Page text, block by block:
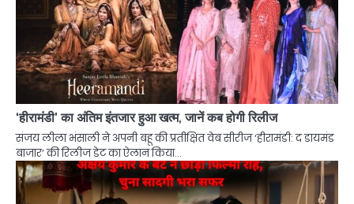
‘हीरामंडी’ का अंतिम इंतजार हुआ खत्म, जानें कब होगी रिलीज
संजय लीला भंसाली ने अपनी बहू की प्रतीक्षित वेब सीरीज ‘हीरामंडी: द डायमंड
बाजार’ की रिलीज डेट का ऐलान किया…